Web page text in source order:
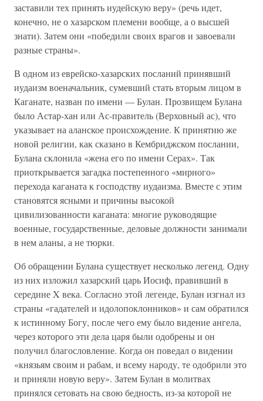
заставили тех принять иудейскую веру» (речь идет,
конечно, не о хазарском племени вообще, а о высшей
знати). Затем они «победили своих врагов и завоевали
разные страны».
В одном из еврейско-хазарских посланий принявший
иудаизм военачальник, сумевший стать вторым лицом в
Каганате, назван по имени — Булан. Прозвищем Булана
было Астар-хан или Ас-правитель (Верховный ас), что
указывает на аланское происхождение. К принятию же
новой религии, как сказано в Кембриджском послании,
Булана склонила «жена его по имени Серах». Так
приоткрывается загадка постепенного «мирного»
перехода каганата к господству иудаизма. Вместе с этим
становятся ясными и причины высокой
цивилизованности каганата: многие руководящие
военные, государственные, деловые должности занимали
в нем аланы, а не тюрки.
Об обращении Булана существует несколько легенд. Одну
из них изложил хазарский царь Иосиф, правивший в
середине X века. Согласно этой легенде, Булан изгнал из
страны «гадателей и идолопоклонников» и сам обратился
к истинному Богу, после чего ему было видение ангела,
через которого эти дела царя были одобрены и он
получил благословление. Когда он поведал о видении
«князьям своим и рабам, и всему народу, те одобрили это
и приняли новую веру». Затем Булан в молитвах
принялся сетовать на свою бедность, из-за которой не